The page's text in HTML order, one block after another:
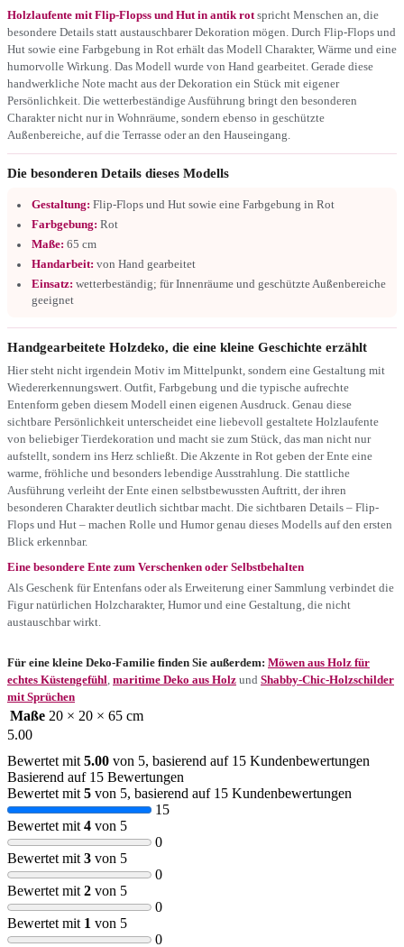
Holzlaufente mit Flip-Flopss und Hut in antik rot spricht Menschen an, die
besondere Details statt austauschbarer Dekoration mögen. Durch Flip-Flops und
Hut sowie eine Farbgebung in Rot erhält das Modell Charakter, Wärme und eine
humorvolle Wirkung. Das Modell wurde von Hand gearbeitet. Gerade diese
handwerkliche Note macht aus der Dekoration ein Stück mit eigener
Persönlichkeit. Die wetterbeständige Ausführung bringt den besonderen
Charakter nicht nur in Wohnräume, sondern ebenso in geschützte
Außenbereiche, auf die Terrasse oder an den Hauseingang.
Die besonderen Details dieses Modells
Gestaltung: Flip-Flops und Hut sowie eine Farbgebung in Rot
Farbgebung: Rot
Maße: 65 cm
Handarbeit: von Hand gearbeitet
Einsatz: wetterbeständig; für Innenräume und geschützte Außenbereiche
geeignet
Handgearbeitete Holzdeko, die eine kleine Geschichte erzählt
Hier steht nicht irgendein Motiv im Mittelpunkt, sondern eine Gestaltung mit
Wiedererkennungswert. Outfit, Farbgebung und die typische aufrechte
Entenform geben diesem Modell einen eigenen Ausdruck. Genau diese
sichtbare Persönlichkeit unterscheidet eine liebevoll gestaltete Holzlaufente
von beliebiger Tierdekoration und macht sie zum Stück, das man nicht nur
aufstellt, sondern ins Herz schließt. Die Akzente in Rot geben der Ente eine
warme, fröhliche und besonders lebendige Ausstrahlung. Die stattliche
Ausführung verleiht der Ente einen selbstbewussten Auftritt, der ihren
besonderen Charakter deutlich sichtbar macht. Die sichtbaren Details – Flip-
Flops und Hut – machen Rolle und Humor genau dieses Modells auf den ersten
Blick erkennbar.
Eine besondere Ente zum Verschenken oder Selbstbehalten
Als Geschenk für Entenfans oder als Erweiterung einer Sammlung verbindet die
Figur natürlichen Holzcharakter, Humor und eine Gestaltung, die nicht
austauschbar wirkt.
Für eine kleine Deko-Familie finden Sie außerdem: Möwen aus Holz für
echtes Küstengefühl maritime Deko aus Holz und Shabby-Chic-Holzschilder
mit Sprüchen
Maße 20 × 20 × 65 cm
5.00
Bewertet mit 5.00 von 5, basierend auf 15 Kundenbewertungen
Basierend auf 15 Bewertungen
Bewertet mit 5 von 5, basierend auf 15 Kundenbewertungen
15
Bewertet mit 4 von 5
0
Bewertet mit 3 von 5
0
Bewertet mit 2 von 5
0
Bewertet mit 1 von 5
0